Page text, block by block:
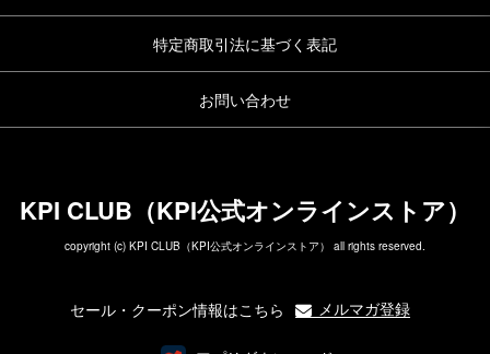
特定商取引法に基づく表記
お問い合わせ
KPI CLUB（KPI公式オンラインストア）
copyright (c) KPI CLUB（KPI公式オンラインストア） all rights reserved.
セール・クーポン情報はこちら メルマガ登録